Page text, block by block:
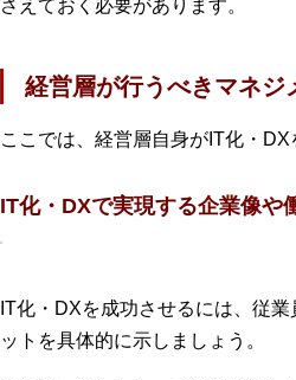
さえておく必要があります。
経営層が行うべきマネジ
ここでは、経営層自身がIT化・
IT化・DXで実現する企業像や
IT化・DXを成功させるには、従
ットを具体的に示しましょう。